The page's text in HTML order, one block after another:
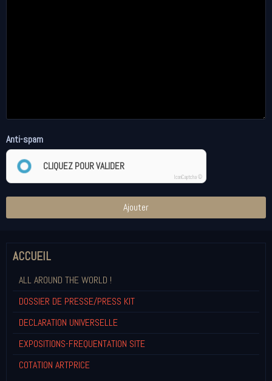
Anti-spam
CLIQUEZ POUR VALIDER
IconCaptcha ©
Ajouter
ACCUEIL
ALL AROUND THE WORLD !
DOSSIER DE PRESSE/PRESS KIT
DECLARATION UNIVERSELLE
EXPOSITIONS-FREQUENTATION SITE
COTATION ARTPRICE